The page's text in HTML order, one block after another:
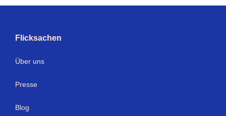
Flicksachen
Über uns
Presse
Blog